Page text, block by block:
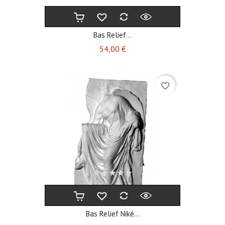
Bas Relief...
54,00 €Prix
Bas Relief Niké...
favorite_border